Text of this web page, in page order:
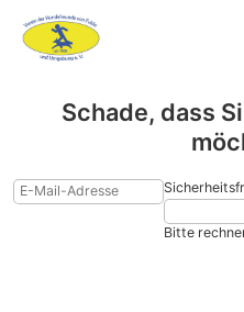
Schade, dass
Bitte